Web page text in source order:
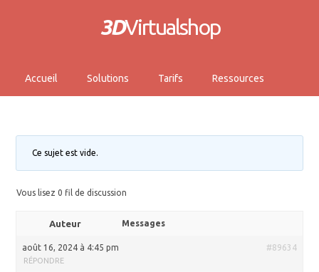
3DVirtualshop
Accueil Solutions Tarifs Ressources
Ce sujet est vide.
Vous lisez 0 fil de discussion
Auteur Messages
août 16, 2024 à 4:45 pm #89634
RÉPONDRE